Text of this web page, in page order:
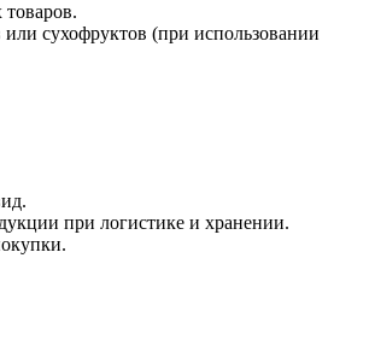
сухофруктов (при использовании
при логистике и хранении.